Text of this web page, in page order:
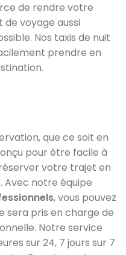
de rendre votre
voyage aussi
Nos taxis de nuit
prendre en
que ce soit en
pour être facile à
votre trajet en
Avec notre équipe
, vous pouvez
sera pris en charge de
Notre service
sur 24, 7 jours sur 7